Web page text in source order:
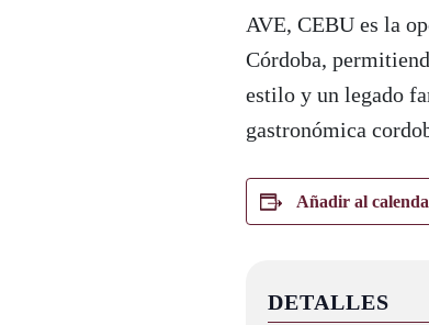
AVE, CEBU es la
Córdoba,
estilo y un legado
gastronómica
Añadir al
DETALLES